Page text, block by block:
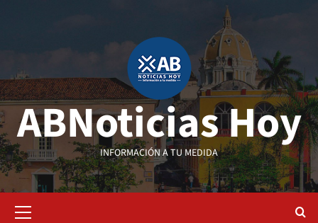
ABNoticias Hoy
INFORMACIÓN A TU MEDIDA
primario